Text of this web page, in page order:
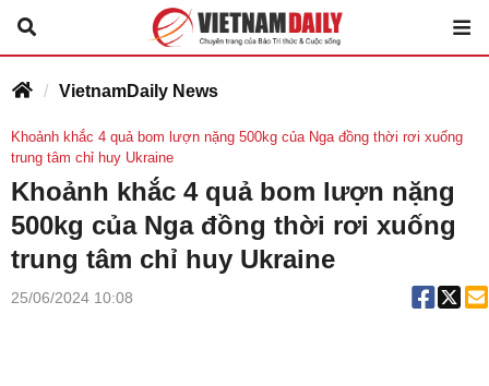
VietnamDaily News
Khoảnh khắc 4 quả bom lượn nặng 500kg của Nga đồng thời rơi xuống
trung tâm chỉ huy Ukraine
Khoảnh khắc 4 quả bom lượn nặng
500kg của Nga đồng thời rơi xuống
trung tâm chỉ huy Ukraine
25/06/2024 10:08